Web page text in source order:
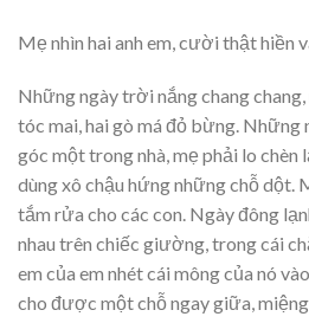
Mẹ nhìn hai anh em, cười thật hiền
Những ngày trời nắng chang
tóc mai, hai gò má đỏ bừng.
góc một trong nhà, mẹ phải lo chèn
dùng xô chậu hứng những chỗ dột.
tắm rửa cho các con. Ngày đông
nhau trên chiếc giường, trong cái
em của em nhét cái mông của nó
cho được một chỗ ngay giữa, miệng